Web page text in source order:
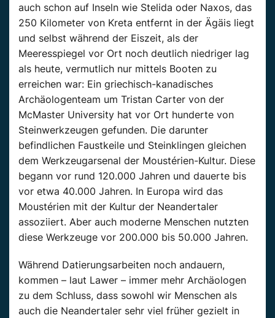
auch schon auf Inseln wie Stelida oder Naxos, das
250 Kilometer von Kreta entfernt in der Ägäis liegt
und selbst während der Eiszeit, als der
Meeresspiegel vor Ort noch deutlich niedriger lag
als heute, vermutlich nur mittels Booten zu
erreichen war: Ein griechisch-kanadisches
Archäologenteam um Tristan Carter von der
McMaster University hat vor Ort hunderte von
Steinwerkzeugen gefunden. Die darunter
befindlichen Faustkeile und Steinklingen gleichen
dem Werkzeugarsenal der Moustérien-Kultur. Diese
begann vor rund 120.000 Jahren und dauerte bis
vor etwa 40.000 Jahren. In Europa wird das
Moustérien mit der Kultur der Neandertaler
assoziiert. Aber auch moderne Menschen nutzten
diese Werkzeuge vor 200.000 bis 50.000 Jahren.
Während Datierungsarbeiten noch andauern,
kommen – laut Lawer – immer mehr Archäologen
zu dem Schluss, dass sowohl wir Menschen als
auch die Neandertaler sehr viel früher gezielt in